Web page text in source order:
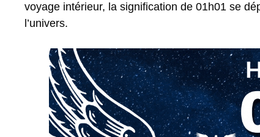
voyage intérieur, la signification de 01h01 se
l’univers.